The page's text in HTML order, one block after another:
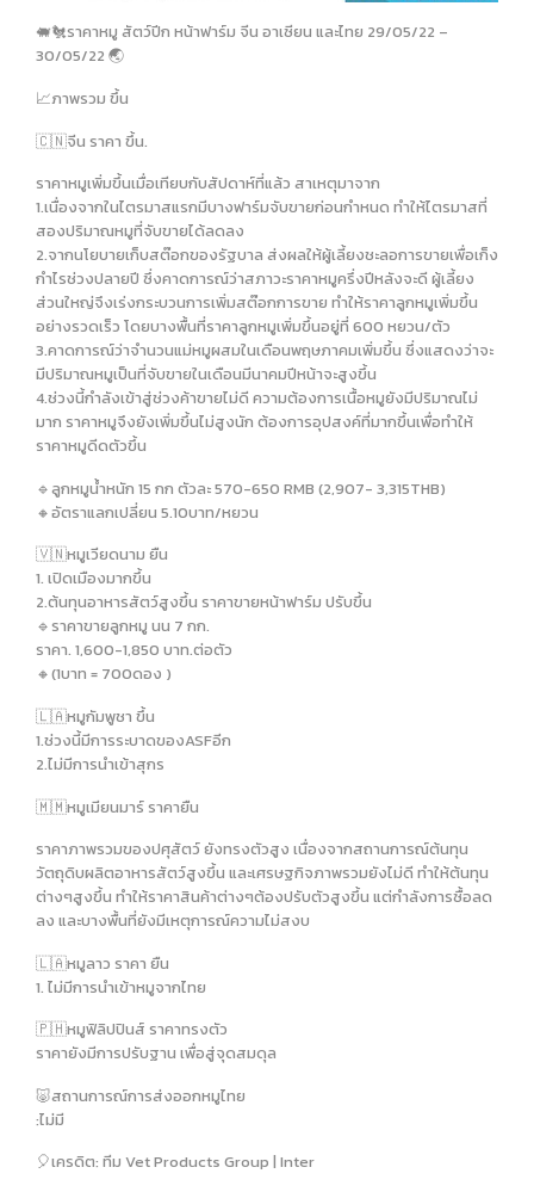
🐖🐔ราคาหมู สัตว์ปีก หน้าฟาร์ม จีน อาเซียน และไทย 29/05/22 –
30/05/22 🌏
📈ภาพรวม ขึ้น
🇨🇳จีน ราคา ขึ้น.
ราคาหมูเพิ่มขึ้นเมื่อเทียบกับสัปดาห์ที่แล้ว สาเหตุมาจาก
1.เนื่องจากในไตรมาสแรกมีบางฟาร์มจับขายก่อนกำหนด ทำให้ไตรมาสที่
สองปริมาณหมูที่จับขายได้ลดลง
2.จากนโยบายเก็บสต๊อกของรัฐบาล ส่งผลให้ผู้เลี้ยงชะลอการขายเพื่อเก็ง
กำไรช่วงปลายปี ซึ่งคาดการณ์ว่าสภาวะราคาหมูครึ่งปีหลังจะดี ผู้เลี้ยง
ส่วนใหญ่จึงเร่งกระบวนการเพิ่มสต๊อกการขาย ทำให้ราคาลูกหมูเพิ่มขึ้น
อย่างรวดเร็ว โดยบางพื้นที่ราคาลูกหมูเพิ่มขึ้นอยู่ที่ 600 หยวน/ตัว
3.คาดการณ์ว่าจำนวนแม่หมูผสมในเดือนพฤษภาคมเพิ่มขึ้น ซึ่งแสดงว่าจะ
มีปริมาณหมูเป็นที่จับขายในเดือนมีนาคมปีหน้าจะสูงขึ้น
4.ช่วงนี้กำลังเข้าสู่ช่วงค้าขายไม่ดี ความต้องการเนื้อหมูยังมีปริมาณไม่
มาก ราคาหมูจึงยังเพิ่มขึ้นไม่สูงนัก ต้องการอุปสงค์ที่มากขึ้นเพื่อทำให้
ราคาหมูดีดตัวขึ้น
🔹️ลูกหมูน้ำหนัก 15 กก ตัวละ 570-650 RMB (2,907- 3,315THB)
🔸️อัตราแลกเปลี่ยน 5.10บาท/หยวน
🇻🇳หมูเวียดนาม ยืน
1. เปิดเมืองมากขึ้น
2.ต้นทุนอาหารสัตว์สูงขึ้น ราคาขายหน้าฟาร์ม ปรับขึ้น
🔹️ราคาขายลูกหมู นน 7 กก.
ราคา. 1,600-1,850 บาท.ต่อตัว
🔸️(1บาท = 700ดอง )
🇱🇦หมูกัมพูชา ขึ้น
1.ช่วงนี้มีการระบาดของASFอีก
2.ไม่มีการนำเข้าสุกร
🇲🇲หมูเมียนมาร์ ราคายืน
ราคาภาพรวมของปศุสัตว์ ยังทรงตัวสูง เนื่องจากสถานการณ์ต้นทุน
วัตถุดิบผลิตอาหารสัตว์สูงขึ้น และเศรษฐกิจภาพรวมยังไม่ดี ทำให้ต้นทุน
ต่างๆสูงขึ้น ทำให้ราคาสินค้าต่างๆต้องปรับตัวสูงขึ้น แต่กำลังการซื้อลด
ลง และบางพื้นที่ยังมีเหตุการณ์ความไม่สงบ
🇱🇦หมูลาว ราคา ยืน
1. ไม่มีการนำเข้าหมูจากไทย
🇵🇭หมูฟิลิปปินส์ ราคาทรงตัว
ราคายังมีการปรับฐาน เพื่อสู่จุดสมดุล
🐷สถานการณ์การส่งออกหมูไทย
:ไม่มี
🎈เครดิต: ทีม Vet Products Group | Inter